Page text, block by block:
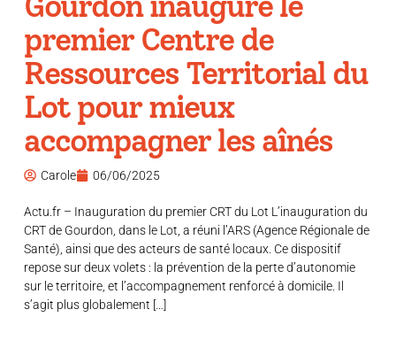
premier Centre de
Ressources Territorial du
Lot pour mieux
accompagner les aînés
Carole 06/06/2025
Actu.fr – Inauguration du premier CRT du Lot L’inauguration du
CRT de Gourdon, dans le Lot, a réuni l’ARS (Agence Régionale de
Santé), ainsi que des acteurs de santé locaux. Ce dispositif
repose sur deux volets : la prévention de la perte d’autonomie
sur le territoire, et l’accompagnement renforcé à domicile. Il
s’agit plus globalement […]